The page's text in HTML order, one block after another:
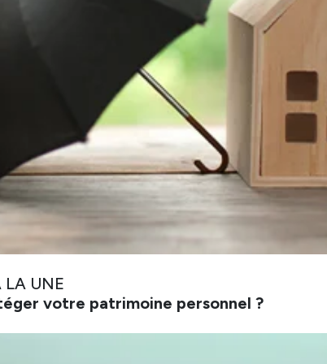
LA UNE
votre patrimoine personnel ?